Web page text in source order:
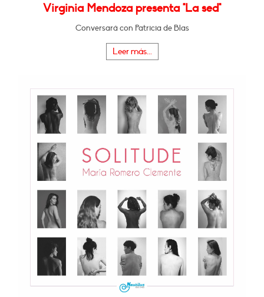
Virginia Mendoza presenta "La sed"
Conversará con Patricia de Blas
Leer más...